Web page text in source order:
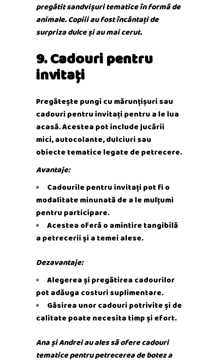
pregătit sandvișuri tematice în formă de
animale. Copiii au fost încântați de
surpriza dulce și au mai cerut.
9. Cadouri pentru
invitați
Pregătește pungi cu mărunțișuri sau
cadouri pentru invitați pentru a le lua
acasă. Acestea pot include jucării
mici, autocolante, dulciuri sau
obiecte tematice legate de petrecere.
Avantaje:
Cadourile pentru invitați pot fi o
modalitate minunată de a le mulțumi
pentru participare.
Acestea oferă o amintire tangibilă
a petrecerii și a temei alese.
Dezavantaje:
Alegerea și pregătirea cadourilor
pot adăuga costuri suplimentare.
Găsirea unor cadouri potrivite și de
calitate poate necesita timp și efort.
Ana și Andrei au ales să ofere cadouri
tematice pentru petrecerea de botez a